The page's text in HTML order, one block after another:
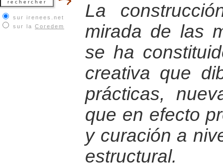
sur irenees.net
sur la Coredem
La
mirada de las
se ha
creativa que
prácticas,
que en efecto
y curación a
estructural.